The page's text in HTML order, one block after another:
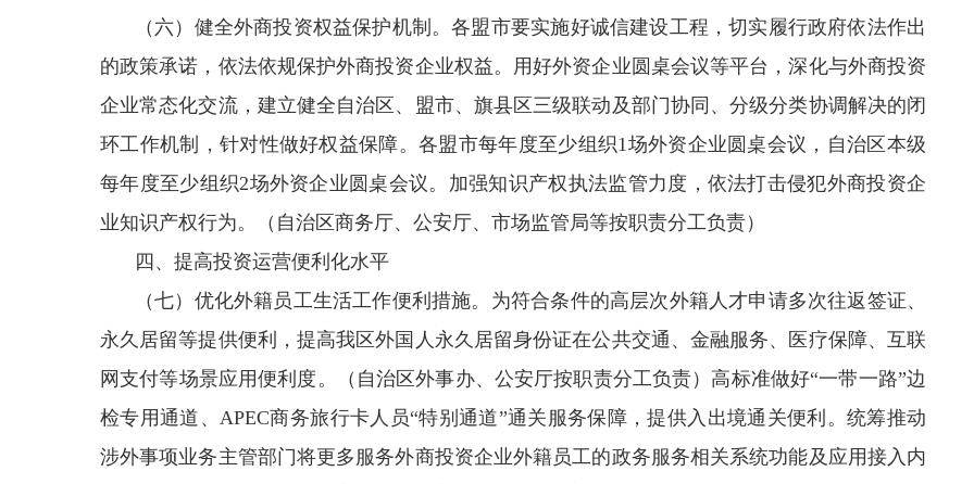
（六）健全外商投资权益保护机制。各盟市要实施好诚信建设工程，切实履行政府依法作出
的政策承诺，依法依规保护外商投资企业权益。用好外资企业圆桌会议等平台，深化与外商投资
企业常态化交流，建立健全自治区、盟市、旗县区三级联动及部门协同、分级分类协调解决的闭
环工作机制，针对性做好权益保障。各盟市每年度至少组织1场外资企业圆桌会议，自治区本级
每年度至少组织2场外资企业圆桌会议。加强知识产权执法监管力度，依法打击侵犯外商投资企
业知识产权行为。（自治区商务厅、公安厅、市场监管局等按职责分工负责）
四、提高投资运营便利化水平
（七）优化外籍员工生活工作便利措施。为符合条件的高层次外籍人才申请多次往返签证、
永久居留等提供便利，提高我区外国人永久居留身份证在公共交通、金融服务、医疗保障、互联
网支付等场景应用便利度。（自治区外事办、公安厅按职责分工负责）高标准做好“一带一路”边
检专用通道、APEC商务旅行卡人员“特别通道”通关服务保障，提供入出境通关便利。统筹推动
涉外事项业务主管部门将更多服务外商投资企业外籍员工的政务服务相关系统功能及应用接入内